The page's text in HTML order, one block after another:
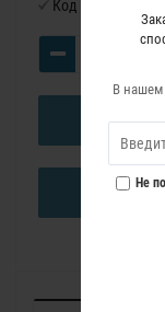
В нашем
Не
Код товара: